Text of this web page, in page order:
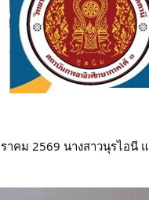
าคม 2569 นางสาวนุรไอนี